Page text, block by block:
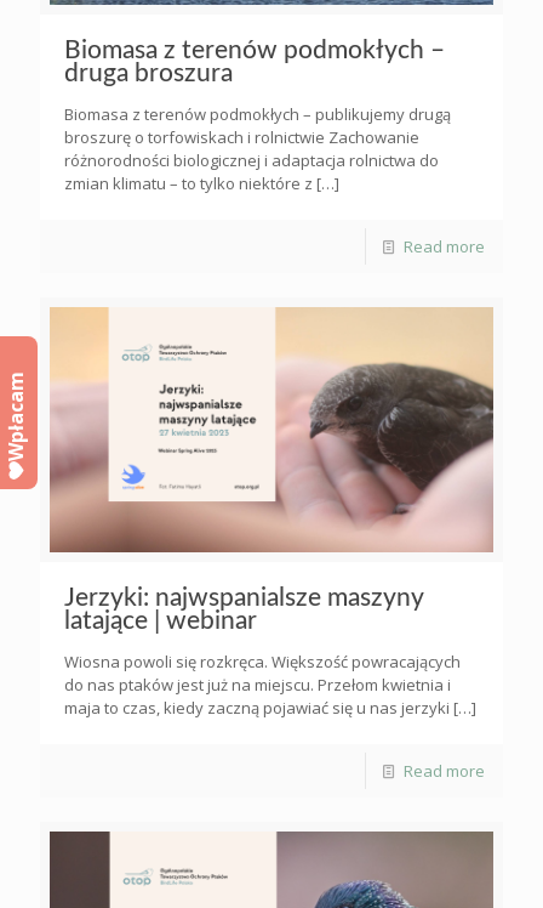
Biomasa z terenów podmokłych –
druga broszura
Biomasa z terenów podmokłych – publikujemy drugą
broszurę o torfowiskach i rolnictwie Zachowanie
różnorodności biologicznej i adaptacja rolnictwa do
zmian klimatu – to tylko niektóre z […]
Read more
Jerzyki: najwspanialsze maszyny
latające | webinar
Wiosna powoli się rozkręca. Większość powracających
do nas ptaków jest już na miejscu. Przełom kwietnia i
maja to czas, kiedy zaczną pojawiać się u nas jerzyki […]
Read more
Wpłacam